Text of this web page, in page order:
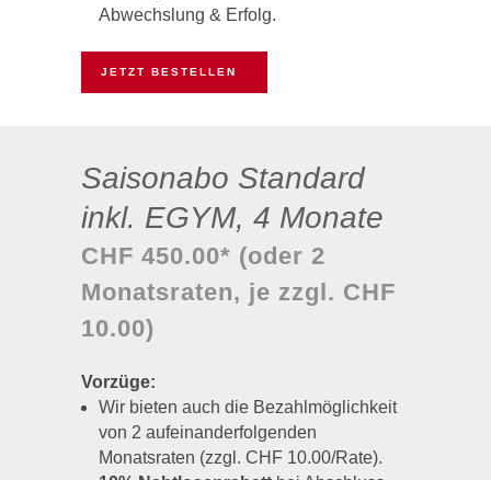
Abwechslung & Erfolg.
JETZT BESTELLEN
Saisonabo Standard
inkl. EGYM, 4 Monate
CHF 450.00* (oder 2
Monatsraten, je zzgl. CHF
10.00)
Vorzüge:
Wir bieten auch die Bezahlmöglichkeit
von 2 aufeinanderfolgenden
Monatsraten (zzgl. CHF 10.00/Rate).